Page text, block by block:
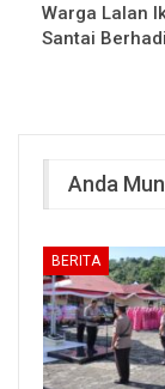
Warga Lalan
Santai
Anda
BERITA